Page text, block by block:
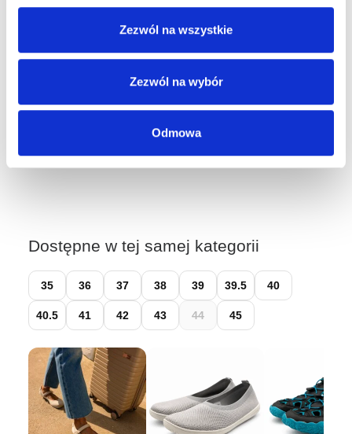
Zezwól na wszystkie
Zezwól na wybór
Odmowa
Dostępne stacjonarnie:
Kraków, ul. Grodzka 60
Kraków, ul. Długa 76
Wybierz rozmiar, aby sprawdzić dostępność w sklepach.
Dostępne w tej samej kategorii
35 36 37 38 39 39.5 40
40.5 41 42 43 44 45